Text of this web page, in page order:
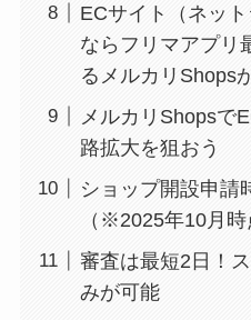
ECサイト（ネッ
ならフリマアプリ
るメルカリShops
メルカリShopsで
路拡大を狙おう
ショップ開設申請
（※2025年10月時
審査は最短2日！
みが可能